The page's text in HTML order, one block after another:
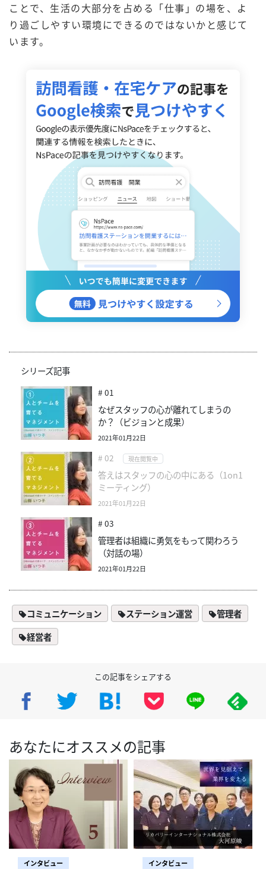
ことで、生活の大部分を占める「仕事」の場を、よ
り過ごしやすい環境にできるのではないかと感じて
います。
シリーズ記事
# 01
なぜスタッフの心が離れてしまうの
か？（ビジョンと成果）
2021年01月22日
# 02 現在閲覧中
答えはスタッフの心の中にある（1on1
ミーティング）
2021年01月22日
# 03
管理者は組織に勇気をもって関わろう
（対話の場）
2021年01月22日
コミュニケーション ステーション運営
管理者
経営者
この記事をシェアする
あなたにオススメの記事
インタビュー インタビュー